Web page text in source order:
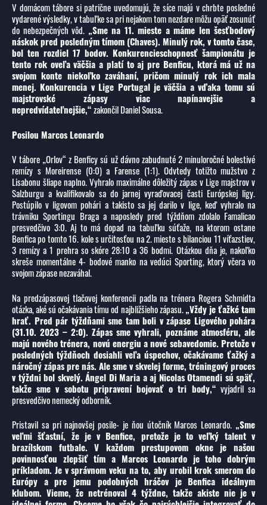
V domácom tábore si patrične uvedomujú, že síce majú v chrbte posledné
vydarené výsledky, v tabuľke sa pri nejakom tom nezdare môžu opäť zosunúť
do nebezpečných vôd. „Sme na 11. mieste a máme len šesťbodový
náskok pred posledným tímom (Chaves). Minulý rok, v tomto čase,
bol ten rozdiel 17 bodov. Konkurencieschopnosť šampionátu je
tento rok oveľa väčšia a platí to aj pre Benficu, ktorá má už na
svojom konte niekoľko zaváhaní, pričom minulý rok ich mala
menej. Konkurencia v Lige Portugal je väčšia a vďaka tomu sú
majstrovské zápasy viac napínavejšie a
nepredvídateľnejšie,“zakončil Daniel Sousa.
Posilou Marcos Leonardo
V tábore „Orlov“ z Benficy sú už dávno zabudnuté 2 minuloročné bolestivé
remízy s Moreirense (0:0) a Farense (1:1). Odvtedy totižto mužstvo z
Lisabonu šliape naplno. Vyhralo maximálne dôležitý zápas v Lige majstrov v
Salzburgu a kvalifikovalo sa do jarnej vyraďovacej časti Európskej ligy.
Postúpilo v ligovom pohári a takisto sa jej darilo v lige, keď vyhralo na
trávniku Sportingu Braga a naposledy pred týždňom zdolalo Famalicao
presvedčivo 3:0. Aj to má dopad na tabuľku súťaže, na ktorom ostane
Benfica po tomto 16. kole s určitosťou na 2. mieste s bilanciou 11 víťazstiev,
3 remízy a 1 prehra so skóre 28:10 a 36 bodmi. Otázkou dňa je, nakoľko
skreše momentálne 4- bodové manko na vedúci Sporting, ktorý včera vo
svojom zápase nezaváhal.
Na predzápasovej tlačovej konferencii padla na trénera Rogera Schmidta
otázka, aké sú očakávania tímu od najbližšieho zápasu.„Vždy je ťažké tam
hrať. Pred pár týždňami sme tam boli v zápase Ligového pohára
(31.10. 2023 – 2:0). Zápas sme vyhrali, poznáme atmosféru, ale
majú nového trénera, novú energiu a nové sebavedomie. Pretože v
posledných týždňoch dosiahli veľa úspechov, očakávame ťažký a
náročný zápas pre nás. Ale sme v skvelej forme, tréningový proces
v týždni bol skvelý. Ángel Di Maria a aj Nicolas Otamendi sú späť,
takže sme v sobotu pripravení bojovať o tri body,“ vyjadril sa
presvedčivo nemecký odborník.
Pristavil sa pri najnovšej posile- je ňou útočník Marcos Leonardo. „Sme
veľmi šťastní, že je v Benfice, pretože je to veľký talent v
brazílskom futbale. V každom prestupovom okne je našou
povinnosťou zlepšiť tím a Marcos Leonardo je toho dobrým
príkladom. Je v správnom veku na to, aby urobil krok smerom do
Európy a pre jemu podobných hráčov je Benfica ideálnym
klubom. Vieme, že netrénoval 4 týždne, takže akiste nie je v